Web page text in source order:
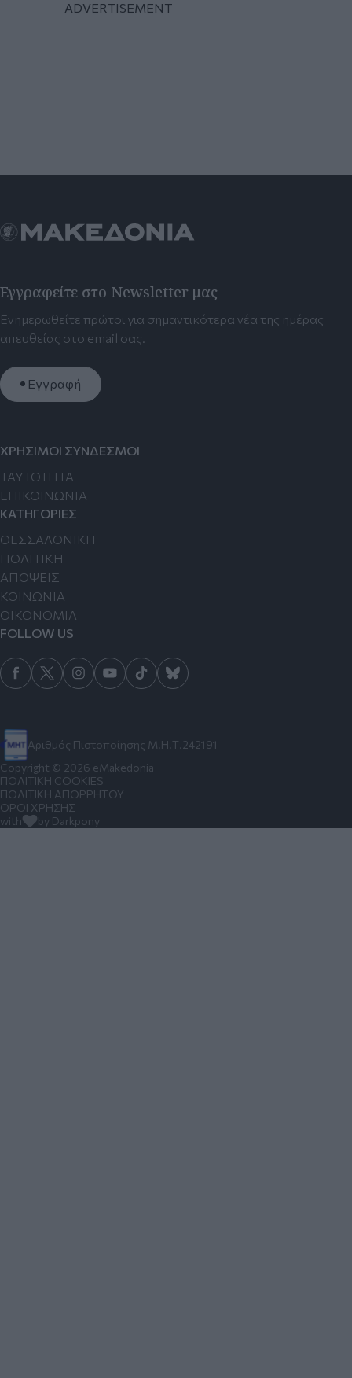
Εγγραφείτε στο Newsletter μας
Ενημερωθείτε πρώτοι για σημαντικότερα νέα της ημέρας
απευθείας στο email σας.
Εγγραφή
Αριθμός Πιστοποίησης Μ.Η.Τ.242191
ΧΡΗΣΙΜΟΙ ΣΥΝΔΕΣΜΟΙ
TAYTOTHTA
ΕΠΙΚΟΙΝΩΝΙΑ
ΚΑΤΗΓΟΡΙΕΣ
ΘΕΣΣΑΛΟΝΙΚΗ
ΠΟΛΙΤΙΚΗ
ΑΠΟΨΕΙΣ
ΚΟΙΝΩΝΙΑ
ΟΙΚΟΝΟΜΙΑ
FOLLOW US
Copyright © 2026 eMakedonia
ΠΟΛΙΤΙΚΗ COOKIES
ΠΟΛΙΤΙΚΗ ΑΠΟΡΡΗΤΟΥ
ΟΡΟΙ ΧΡΗΣΗΣ
with
by Darkpony